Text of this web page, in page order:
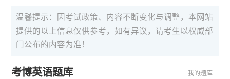
温馨提示：因考试政策、内容不断变化与调整，本网站
提供的以上信息仅供参考，如有异议，请考生以权威部
门公布的内容为准！
考博英语题库 我的题库